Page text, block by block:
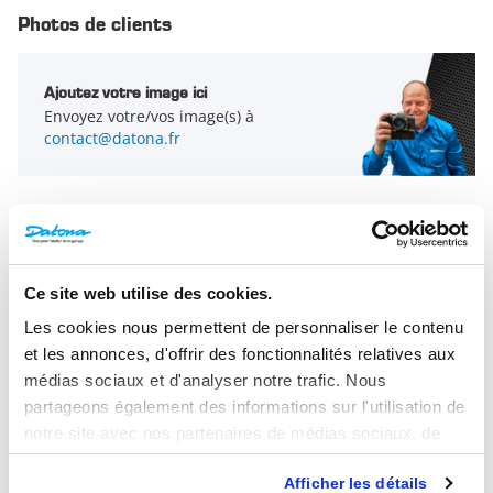
Ce site web utilise des cookies.
Les cookies nous permettent de personnaliser le contenu
et les annonces, d'offrir des fonctionnalités relatives aux
médias sociaux et d'analyser notre trafic. Nous
partageons également des informations sur l'utilisation de
notre site avec nos partenaires de médias sociaux, de
publicité et d'analyse, qui peuvent combiner celles-ci
avec d'autres informations que vous leur avez fournies ou
Afficher les détails
Photos de clients
Ajoutez votre image ici
Envoyez votre/vos image(s) à
contact@datona.fr